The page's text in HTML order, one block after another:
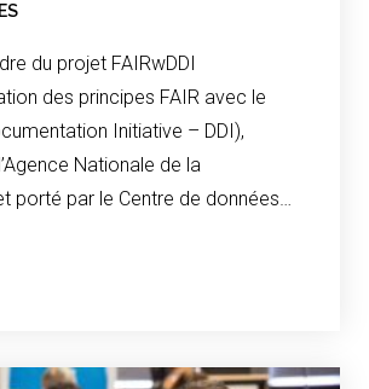
du projet FAIRwDDI
des principes FAIR avec le
Initiative – DDI),
Nationale de la
porté par le Centre de données…